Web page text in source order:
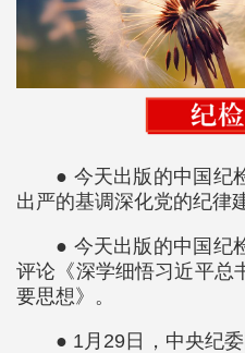
● 今天出版的中国纪
出严的基调深化党的纪律
● 今天出版的中国纪
评论《深学细悟习近平总
要思想》。
● 1月29日，中央纪